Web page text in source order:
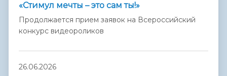
«Стимул мечты – это сам ты!»
Продолжается прием заявок на Всероссийский
конкурс видеороликов
26.06.2026